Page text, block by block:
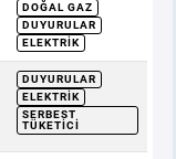
DOĞAL GAZ
DUYURULAR
ELEKTRIK
DUYURULAR
ELEKTRIK
SERBEST
TÜKETICI